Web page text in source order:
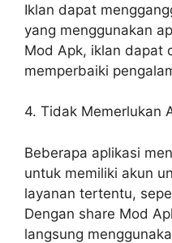
Iklan dapat
yang menggunakan
Mod Apk, iklan dapat
memperbaiki
4. Tidak Memerlukan
Beberapa aplikasi
untuk memiliki akun
layanan tertentu,
Dengan share Mod
langsung